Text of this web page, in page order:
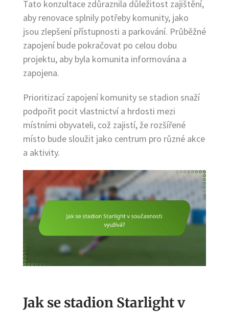
Tato konzultace zdůraznila důležitost zajištění,
aby renovace splnily potřeby komunity, jako
jsou zlepšení přístupnosti a parkování. Průběžné
zapojení bude pokračovat po celou dobu
projektu, aby byla komunita informována a
zapojena.
Prioritizací zapojení komunity se stadion snaží
podpořit pocit vlastnictví a hrdosti mezi
místními obyvateli, což zajistí, že rozšířené
místo bude sloužit jako centrum pro různé akce
a aktivity.
Jak se stadion Starlight v